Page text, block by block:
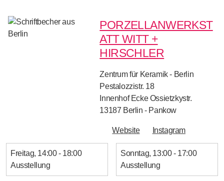
PORZELLANWERKST
ATT WITT +
HIRSCHLER
Zentrum für Keramik - Berlin
Pestalozzistr. 18
Innenhof Ecke Ossietzkystr.
13187 Berlin - Pankow
Website Instagram
Freitag 14:00 - 18:00
Ausstellung
Sonntag 13:00 - 17:00
Ausstellung